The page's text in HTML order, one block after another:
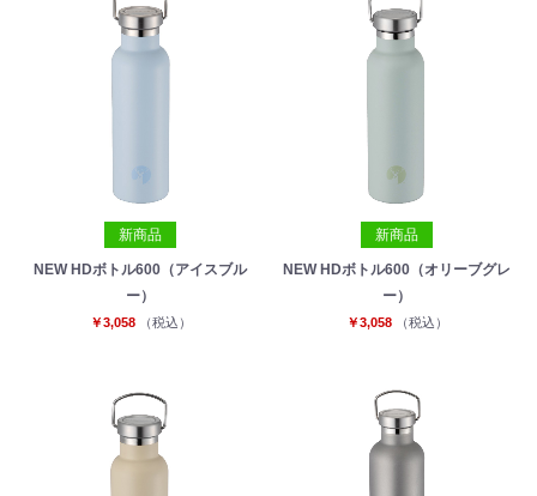
新商品
NEW HDボトル600（アイスブル
ー）
￥3,058 （税込）
新商品
NEW HDボトル600（オリーブグレ
ー）
￥3,058 （税込）